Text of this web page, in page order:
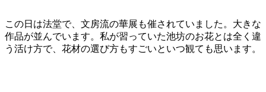
この日は法堂で、文房流の華展も催されていました。大きな
作品が並んでいます。私が習っていた池坊のお花とは全く違
う活け方で、花材の選び方もすごいといつ観ても思います。